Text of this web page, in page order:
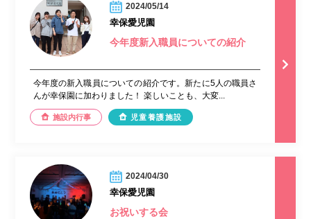
2024/05/14
幸保愛児園
今年度新入職員についての紹介
今年度の新入職員についての紹介です。新たに5人の職員さ
んが幸保園に加わりました！ 楽しいことも、大変...
施設内行事 児童養護施設
2024/04/30
幸保愛児園
お祝いする会